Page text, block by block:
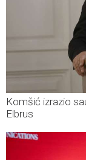
Komšić izrazio
Elbrus